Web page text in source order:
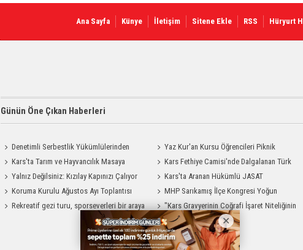
Ana Sayfa Künye İletişim Sitene Ekle RSS Hüryurt
Günün Öne Çıkan Haberleri
Denetimli Serbestlik Yükümlülerinden
Okula Temizlik Desteği
Yaz Kur'an Kursu Öğrencileri Piknik
Coşkusu Yaşadı
Kars'ta Tarım ve Hayvancılık Masaya
Yatırıldı
Kars Fethiye Camisi'nde Dalgalanan Türk
Bayrağı Görenlerin Beğenisini Topladı
Yalnız Değilsiniz: Kızılay Kapınızı Çalıyor
Kars'ta Aranan Hükümlü JASAT
Operasyonuyla Yakalandı
Koruma Kurulu Ağustos Ayı Toplantısı
Yapıldı
MHP Sarıkamış İlçe Kongresi Yoğun
Katılımla Gerçekleştirildi
Rekreatif gezi turu, sporseverleri bir araya
"Kars Gravyerinin Coğrafi İşaret Niteliğinin
Güçlendirilmesi Projesi"